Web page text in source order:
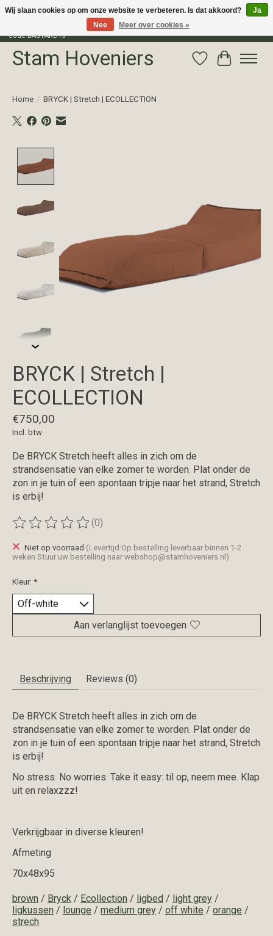
Profiteer van 15% korting op het gehele assortiment van The Bastard met
code BASTARD15
Stam Hoveniers Verlanglijst
Home / BRYCK | Stretch | ECOLLECTION
BRYCK | Stretch |
ECOLLECTION
€750,00
Incl. btw
De BRYCK Stretch heeft alles in zich om de
strandsensatie van elke zomer te worden. Plat onder de
zon in je tuin of een spontaan tripje naar het strand, Stretch
is erbij!
De beoordeling van dit product is
(0)
Niet op voorraad (Levertijd:Op bestelling leverbaar binnen 1-2
weken Stuur uw bestelling naar webshop@stamhoveniers.nl )
Kleur: *
Aan verlanglijst toevoegen
Beschrijving Reviews (0)
De BRYCK Stretch heeft alles in zich om de
strandsensatie van elke zomer te worden. Plat onder de
zon in je tuin of een spontaan tripje naar het strand, Stretch
is erbij!
No stress. No worries. Take it easy: til op, neem mee. Klap
uit en relaxzzz!
Verkrijgbaar in diverse kleuren!
Afmeting
70x48x95
brown / Bryck / Ecollection / ligbed / light grey /
ligkussen / lounge / medium grey / off white / orange /
strech
Wij slaan cookies op om onze website te verbeteren. Is dat akkoord?
Ja
Nee
Meer over cookies »